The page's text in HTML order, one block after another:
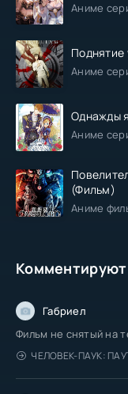
Аниме
Поднятие
Однажды
(Фильм)
Аниме
Комментируют
Габриел
Фильм не снятый на
ЧЕЛОВЕК-ПАУК: